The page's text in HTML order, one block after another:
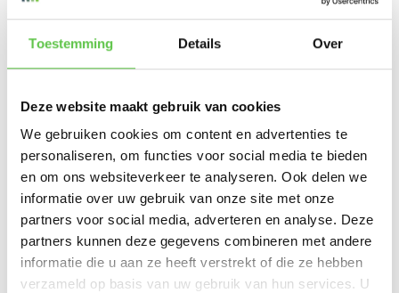
Toestemming Details Over
Deze website maakt gebruik van cookies
We gebruiken cookies om content en advertenties te
personaliseren, om functies voor social media te bieden
en om ons websiteverkeer te analyseren. Ook delen we
informatie over uw gebruik van onze site met onze
partners voor social media, adverteren en analyse. Deze
partners kunnen deze gegevens combineren met andere
informatie die u aan ze heeft verstrekt of die ze hebben
verzameld op basis van uw gebruik van hun services. U
Reviews
0/ 5 Based on 0 reviews
Er zijn nog geen reviews geschreven over dit product..
Schrijf je eigen review